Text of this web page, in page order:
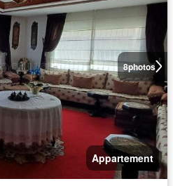
8photos
Appartement